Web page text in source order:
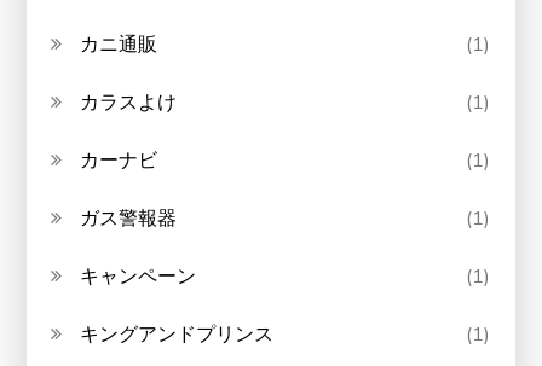
カニ通販 (1)
カラスよけ (1)
カーナビ (1)
ガス警報器 (1)
キャンペーン (1)
キングアンドプリンス (1)